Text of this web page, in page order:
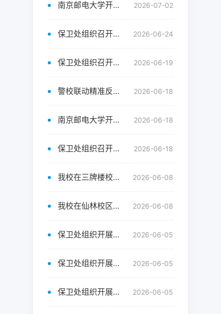
南京邮电大学开展2026年暑期放假前安全联合大检查 2026-07-02
保卫处组织召开锁金村校区校园安保服务满意度评议会 2026-06-24
保卫处组织召开仙林校区校园安保服务满意度评议会 2026-06-19
警校联动精准反诈守护学生财产安全 2026-06-18
南京邮电大学开展第二期反诈宣讲团专题培训 2026-06-18
保卫处组织召开三牌楼校区校园安保服务满意度评议会 2026-06-18
我校在三牌楼校区举行优秀公安干警挂职保卫处副处长任职仪式 2026-06-08
我校在仙林校区举行优秀公安干警挂职保卫处副处长任职仪式 2026-06-08
保卫处组织开展校园反恐防暴应急演练 2026-06-05
保卫处组织开展电动自行车火情应急处置专项演练 2026-06-05
保卫处组织开展三牌楼校区夏季消防演练 2026-06-05